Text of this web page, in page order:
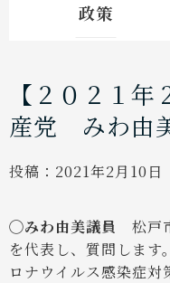
政策
【２０２１
産党 みわ由
投稿： 2021年2月10日
◯みわ由美議員 松戸
を代表し、質問します
ロナウイルス感染症対